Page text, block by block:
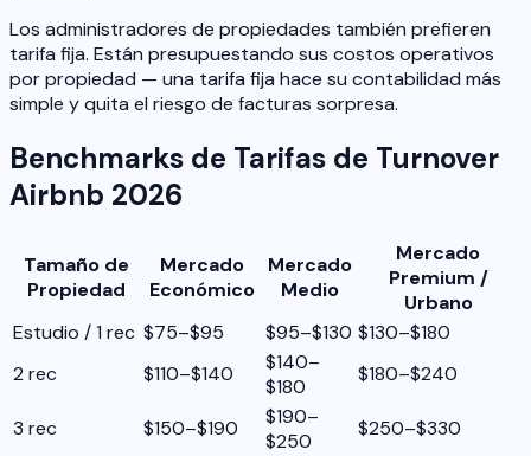
Los administradores de propiedades también prefieren
tarifa fija. Están presupuestando sus costos operativos
por propiedad — una tarifa fija hace su contabilidad más
simple y quita el riesgo de facturas sorpresa.
Benchmarks de Tarifas de Turnover
Airbnb 2026
Tamaño de
Propiedad
Mercado
Económico
Mercado
Medio
Mercado
Premium /
Urbano
Estudio / 1 rec $75–$95 $95–$130 $130–$180
2 rec
$110–$140
$140–
$180
$180–$240
3 rec $150–$190
$190–
$250
$250–$330